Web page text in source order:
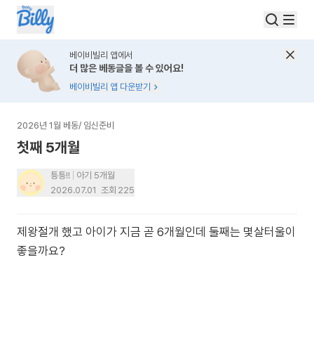
베이비빌리 앱에서
더 많은 베동글을 볼 수 있어요!
베이비빌리 앱 다운받기
2026년 1월 베동/ 임신준비
첫째 5개월
틍틍!!
아기 5개월
2026.07.01 조회 225
제왕절개 했고 아이가 지금 곧 6개월인데 둘째는 몇살터울이
좋을까요?